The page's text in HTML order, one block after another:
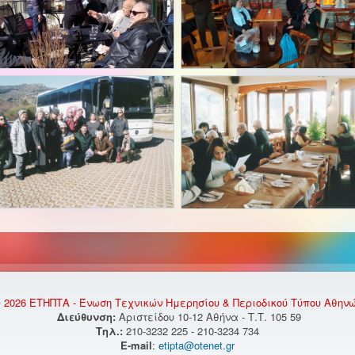
ΕΤΗΠΤΑ - Ένωση Τεχνικών Ημερησίου & Περιοδικού Τύπου
Διεύθυνση: Αριστείδου 10-12 Αθήνα - Τ.Τ. 105 59
Τηλ.: 210-3232 225 - 210-3234 734
E-mail: etipta@otenet.gr